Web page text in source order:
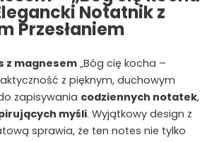
Notatnik z
Przesłaniem
z magnesem „Bóg cię kocha –
z pięknym, duchowym
zapisywania codziennych notatek,
myśli. Wyjątkowy design z
sprawia, że ten notes nie tylko